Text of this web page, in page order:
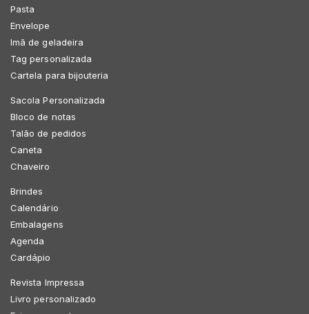
Pasta
Envelope
Imã de geladeira
Tag personalizada
Cartela para bijouteria
Sacola Personalizada
Bloco de notas
Talão de pedidos
Caneta
Chaveiro
Brindes
Calendário
Embalagens
Agenda
Cardápio
Revista Impressa
Livro personalizado